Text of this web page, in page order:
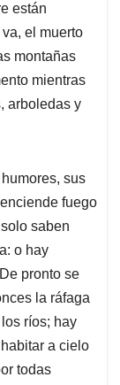
están
el muerto
montañas
mientras
arboledas y
sus
fuego
saben
o hay
pronto se
la ráfaga
ríos; hay
a cielo
todas